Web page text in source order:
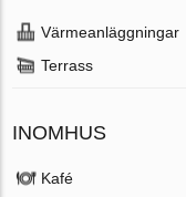
Värmeanläggningar
Terrass
INOMHUS
Kafé